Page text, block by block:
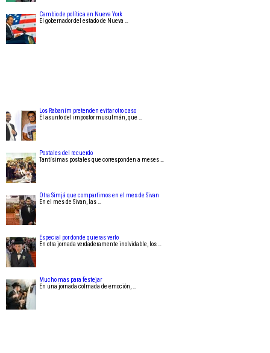
Cambio de política en Nueva York
El gobernador del estado de Nueva …
Los Rabaním pretenden evitar otro caso
El asunto del impostor musulmán, que …
Postales del recuerdo
Tantísimas postales que corresponden a meses …
Otra Simjá que compartimos en el mes de Sivan
En el mes de Sivan, las …
Especial por donde quieras verlo
En otra jornada verdaderamente inolvidable, los …
Mucho mas para festejar
En una jornada colmada de emoción, …